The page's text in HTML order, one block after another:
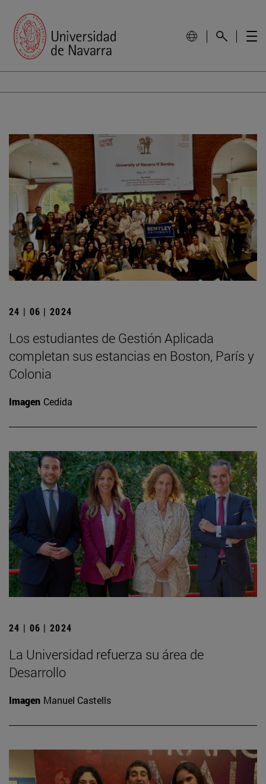
24 | 06 | 2024
Los estudiantes de Gestión Aplicada
completan sus estancias en Boston, París y
Colonia
Imagen Cedida
24 | 06 | 2024
La Universidad refuerza su área de
Desarrollo
Imagen Manuel Castells